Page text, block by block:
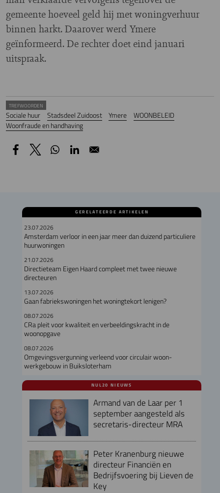
gemeente hoeveel geld hij met woningverhuur
binnen harkt. Daarover werd Ymere
geïnformeerd. De rechter doet eind januari
uitspraak.
TREFWOORDEN
Sociale huur Stadsdeel Zuidoost Ymere
WOONBELEID
Woonfraude en handhaving
GERELATEERDE ARTIKELEN
23.07.2026
Amsterdam verloor in een jaar meer dan duizend particuliere
huurwoningen
21.07.2026
Directieteam Eigen Haard compleet met twee nieuwe
directeuren
13.07.2026
Gaan fabriekswoningen het woningtekort lenigen?
08.07.2026
CRa pleit voor kwaliteit en verbeeldingskracht in de
woonopgave
08.07.2026
Omgevingsvergunning verleend voor circulair woon-
werkgebouw in Buiksloterham
NUL20 NIEUWS
Armand van de Laar per 1
september aangesteld als
secretaris-directeur MRA
Peter Kranenburg nieuwe
directeur Financiën en
Bedrijfsvoering bij Lieven de
Key